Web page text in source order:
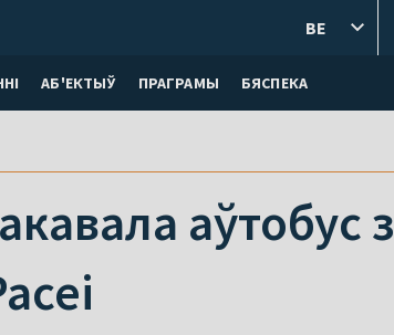
АБ'ЕКТЫЎ ПРАГРАМЫ БЯСПЕКА
BE
аўтобус з